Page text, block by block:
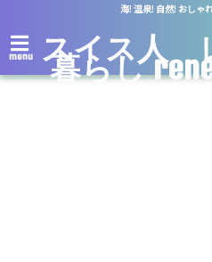
海! 温泉! 自然! おしゃ
menu スイス人
暮らし